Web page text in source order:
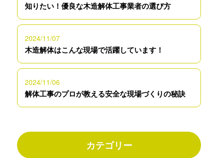
知りたい！優良な木造解体工事業者の選び方
2024/11/07
木造解体はこんな現場で活躍しています！
2024/11/06
解体工事のプロが教える安全な現場づくりの秘訣
カテゴリー